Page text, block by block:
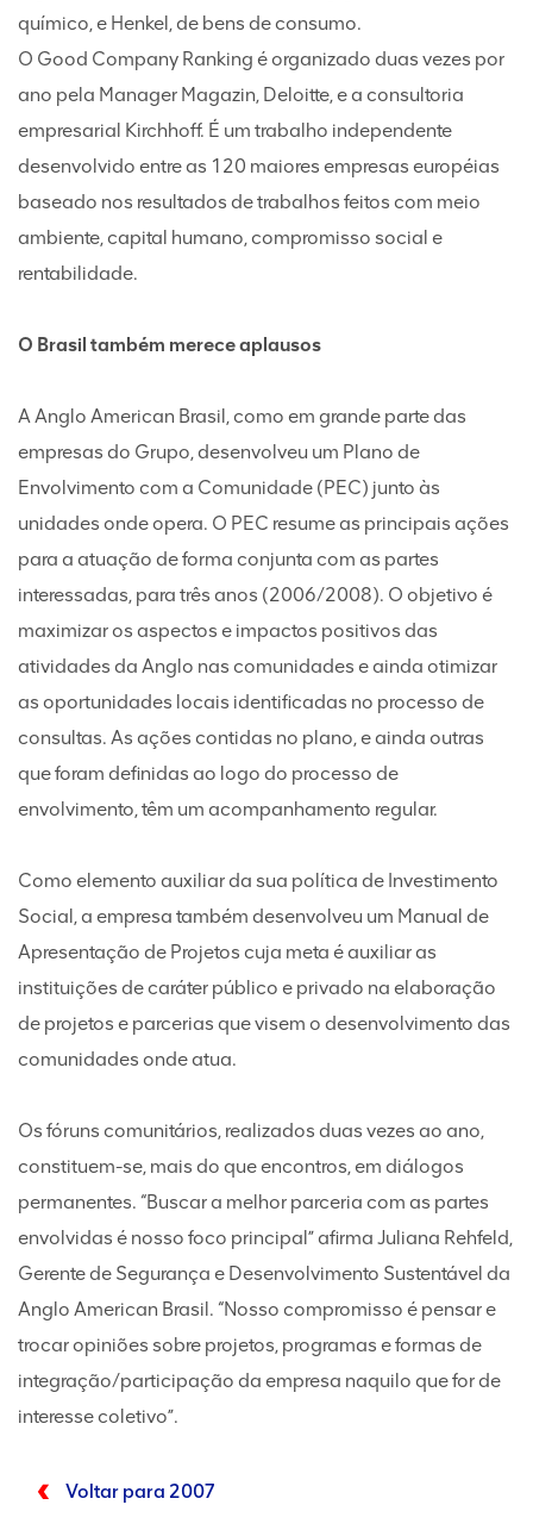
químico, e Henkel, de bens de consumo.
O Good Company Ranking é organizado duas vezes por
ano pela Manager Magazin, Deloitte, e a consultoria
empresarial Kirchhoff. É um trabalho independente
desenvolvido entre as 120 maiores empresas européias
baseado nos resultados de trabalhos feitos com meio
ambiente, capital humano, compromisso social e
rentabilidade.
O Brasil também merece aplausos
A Anglo American Brasil, como em grande parte das
empresas do Grupo, desenvolveu um Plano de
Envolvimento com a Comunidade (PEC) junto às
unidades onde opera. O PEC resume as principais ações
para a atuação de forma conjunta com as partes
interessadas, para três anos (2006/2008). O objetivo é
maximizar os aspectos e impactos positivos das
atividades da Anglo nas comunidades e ainda otimizar
as oportunidades locais identificadas no processo de
consultas. As ações contidas no plano, e ainda outras
que foram definidas ao logo do processo de
envolvimento, têm um acompanhamento regular.
Como elemento auxiliar da sua política de Investimento
Social, a empresa também desenvolveu um Manual de
Apresentação de Projetos cuja meta é auxiliar as
instituições de caráter público e privado na elaboração
de projetos e parcerias que visem o desenvolvimento das
comunidades onde atua.
Os fóruns comunitários, realizados duas vezes ao ano,
constituem-se, mais do que encontros, em diálogos
permanentes. “Buscar a melhor parceria com as partes
envolvidas é nosso foco principal” afirma Juliana Rehfeld,
Gerente de Segurança e Desenvolvimento Sustentável da
Anglo American Brasil. “Nosso compromisso é pensar e
trocar opiniões sobre projetos, programas e formas de
integração/participação da empresa naquilo que for de
interesse coletivo”.
Voltar para 2007